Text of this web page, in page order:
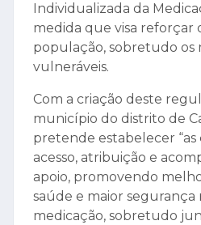
Individualizada da
medida que visa reforçar
população, sobretudo os
vulneráveis.
Com a criação deste
município do distrito de
pretende estabelecer “as
acesso, atribuição e
apoio, promovendo
saúde e maior segurança
medicação, sobretudo